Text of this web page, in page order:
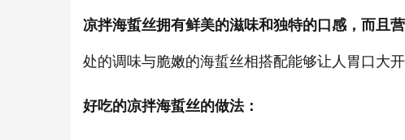
凉拌海蜇丝拥有鲜美的滋味和独特的口感，而且
处的调味与脆嫩的海蜇丝相搭配能够让人胃口大
好吃的凉拌海蜇丝的做法：